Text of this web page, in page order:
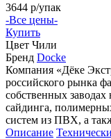
3644 р/упак
-Все цены-
Купить
Цвет Чили
Бренд Docke
Компания «Дёке
российского рынка
собственных
сайдинга,
систем из ПВХ, а
Описание